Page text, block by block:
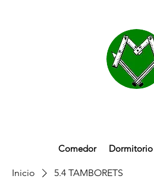
Comedor Dormitorio
Inicio 5.4 TAMBORETS